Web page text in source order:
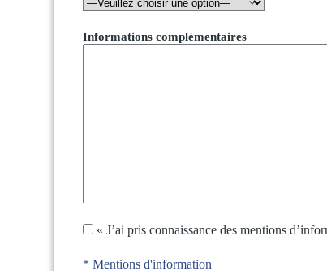
Informations complémentaires
« J’ai pris connaissance des mentions
* Mentions d'information